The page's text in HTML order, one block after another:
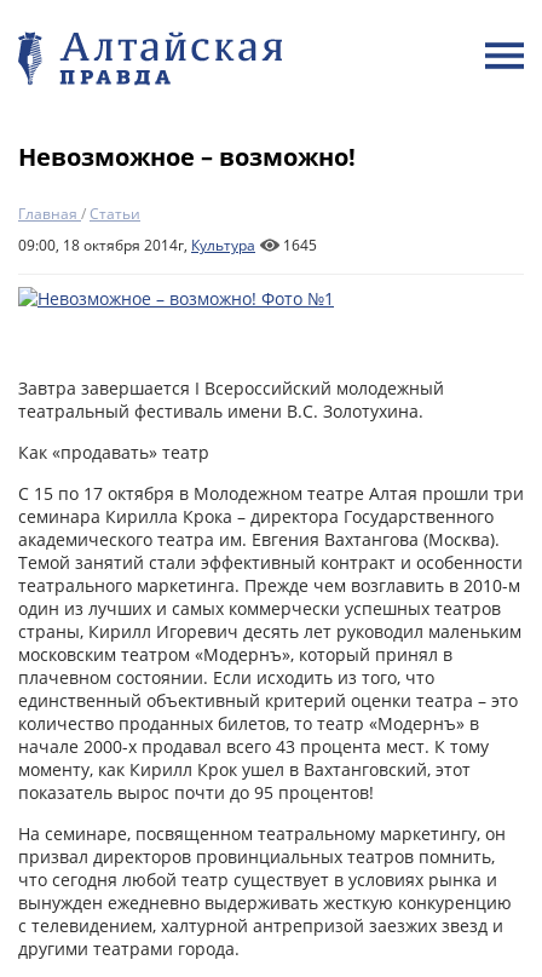
Невозможное – возможно!
Главная /Статьи
09:00, 18 октября 2014г, Культура 1645
Завтра завершается I Всероссийский молодежный
театральный фестиваль имени В.С. Золотухина.
Как «продавать» театр
С 15 по 17 октября в Молодежном театре Алтая прошли три
семинара Кирилла Крока – директора Государственного
академического театра им. Евгения Вахтангова (Москва).
Темой занятий стали эффективный контракт и особенности
театрального маркетинга. Прежде чем возглавить в 2010-м
один из лучших и самых коммерчески успешных театров
страны, Кирилл Игоревич десять лет руководил маленьким
московским театром «Модернъ», который принял в
плачевном состоянии. Если исходить из того, что
единственный объективный критерий оценки театра – это
количество проданных билетов, то театр «Модернъ» в
начале 2000-х продавал всего 43 процента мест. К тому
моменту, как Кирилл Крок ушел в Вахтанговский, этот
показатель вырос почти до 95 процентов!
На семинаре, посвященном театральному маркетингу, он
призвал директоров провинциальных театров помнить,
что сегодня любой театр существует в условиях рынка и
вынужден ежедневно выдерживать жесткую конкуренцию
с телевидением, халтурной антрепризой заезжих звезд и
другими театрами города.